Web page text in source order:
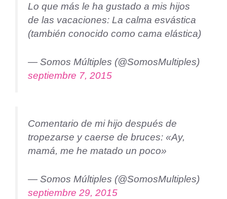
Lo que más le ha gustado a mis hijos
de las vacaciones: La calma esvástica
(también conocido como cama elástica)
— Somos Múltiples (@SomosMultiples)
septiembre 7, 2015
Comentario de mi hijo después de
tropezarse y caerse de bruces: «Ay,
mamá, me he matado un poco»
— Somos Múltiples (@SomosMultiples)
septiembre 29, 2015